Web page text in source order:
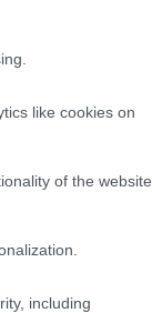
like cookies on
of the website
including
közül